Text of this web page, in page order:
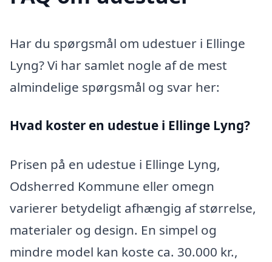
Har du spørgsmål om udestuer i Ellinge
Lyng? Vi har samlet nogle af de mest
almindelige spørgsmål og svar her:
Hvad koster en udestue i Ellinge Lyng?
Prisen på en udestue i Ellinge Lyng,
Odsherred Kommune eller omegn
varierer betydeligt afhængig af størrelse,
materialer og design. En simpel og
mindre model kan koste ca. 30.000 kr.,